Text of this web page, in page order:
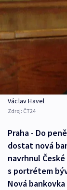
Václav Havel
Zdroj: ČT24
Praha - Do
dostat nová
navrhnul
s portrétem
Nová